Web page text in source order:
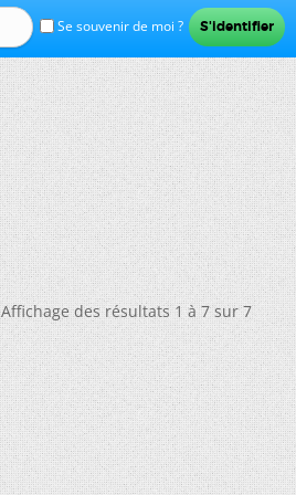
Se souvenir de moi ?
Affichage des résultats 1 à 7 sur 7